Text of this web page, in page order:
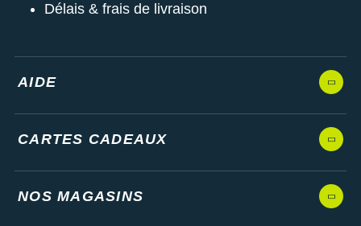
Délais & frais de livraison
AIDE
CARTES CADEAUX
NOS MAGASINS